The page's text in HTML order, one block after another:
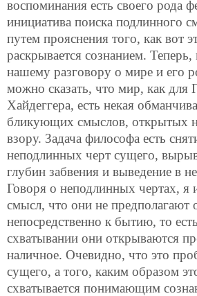
воспоминания есть своего рода
инициатива поиска подлинного
путем прояснения того, как вот
раскрывается сознанием.
нашему разговору о мире и его
можно сказать, что мир, как для
Хайдеггера, есть некая
бликующих смыслов, открытых
взору. Задача философа есть
неподлинных черт сущего,
глубин забвения и выведение в
Говоря о неподлинных чертах, я
смысл, что они не предполагают
непосредственно к бытию, то
схватывании они открываются
наличное. Очевидно, что это
сущего, а того, каким образом
схватывается понимающим